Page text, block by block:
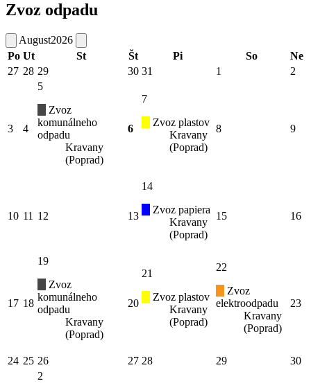
Zvoz odpadu
August2026
Po Ut St Št Pi So
Ne
27 28 29 30 31 1 2
3 4
5
Zvoz
komunálneho
odpadu
Kravany
(Poprad)
6
7
Zvoz plastov
Kravany
(Poprad)
8 9
10 11 12 13
14
Zvoz papiera
Kravany
(Poprad)
15 16
17 18
19
Zvoz
komunálneho
odpadu
Kravany
(Poprad)
20
21
Zvoz plastov
Kravany
(Poprad)
22
Zvoz
elektroodpadu
Kravany
(Poprad)
23
24 25 26 27 28 29
30
2